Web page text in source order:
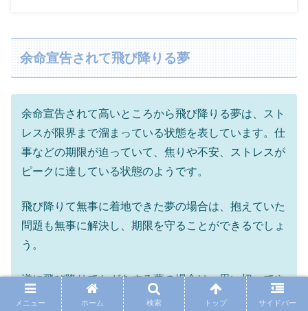
余命宣告されて飛び降りる夢
余命宣告されて高いところから飛び降りる夢は、スト
レスが限界まで溜まっている状態を表しています。仕
事などの期限が迫っていて、焦りや不安、ストレスが
ピークに達している状態のようです。
飛び降りて無事に着地できた夢の場合は、抱えていた
問題も無事に解決し、期限を守ることができるでしょ
う。
逆に飛び降りてケガをする夢の場合は、思い切ってや
った事が裏目に出て失敗することを暗示しています。
メニュー ホーム 検索 トップ サイドバー